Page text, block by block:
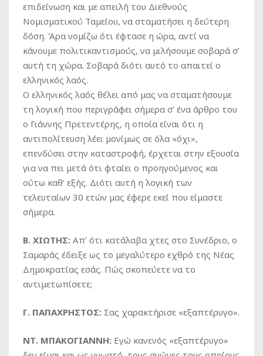
επιδείνωση και με απειλή του Διεθνούς
Νομισματικού Ταμείου, να σταματήσει η δεύτερη
δόση. Άρα νομίζω ότι έφτασε η ώρα, αντί να
κάνουμε πολιτικαντισμούς, να μιλήσουμε σοβαρά σ’
αυτή τη χώρα. Σοβαρά διότι αυτό το απαιτεί ο
ελληνικός λαός.
Ο ελληνικός λαός θέλει από μας να σταματήσουμε
τη λογική που περιγράφει σήμερα σ’ ένα άρθρο του
ο Γιάννης Πρετεντέρης, η οποία είναι ότι η
αντιπολίτευση λέει μονίμως σε όλα «όχι»,
επενδύσει στην καταστροφή, έρχεται στην εξουσία
για να πει μετά ότι φταίει ο προηγούμενος και
ούτω καθ’ εξής. Διότι αυτή η λογική των
τελευταίων 30 ετών μας έφερε εκεί που είμαστε
σήμερα.
Β. ΧΙΩΤΗΣ: Απ’ ότι κατάλαβα χτες στο Συνέδριο, ο
Σαμαράς έδειξε ως το μεγαλύτερο εχθρό της Νέας
Δημοκρατίας εσάς. Πώς σκοπεύετε να το
αντιμετωπίσετε;
Γ. ΠΑΠΑΧΡΗΣΤΟΣ: Σας χαρακτήρισε «εξαπτέρυγο».
ΝΤ. ΜΠΑΚΟΓΙΑΝΝΗ: Εγώ κανενός «εξαπτέρυγο»